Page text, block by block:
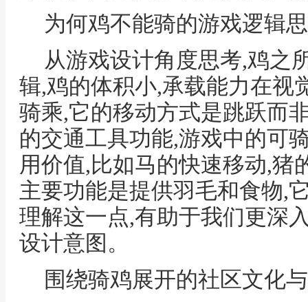
为何鸡不能骑的游戏逻辑
从游戏设计角度思考,鸡之
辑,鸡的体积小,承载能力在视
骑乘,它的移动方式是跳跃而
的交通工具功能,游戏中的可
用价值,比如马的快速移动,猪
主要功能是提供羽毛和食物,
理解这一点,有助于我们更深
设计意图。
围绕骑鸡展开的社区文化